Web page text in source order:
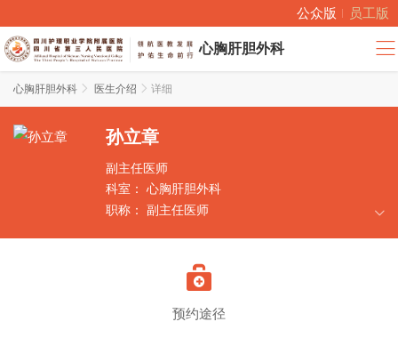
公众版 员工版
心胸肝胆外科
心胸肝胆外科  医生介绍  详细
孙立章
副主任医师
科室：
心胸肝胆外科
职称： 副主任医师
别擅长胸外科和肝胆外科疾病的微创手术以及肺
结节的鉴别诊断。

预约途径